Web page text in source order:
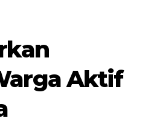
Aktif